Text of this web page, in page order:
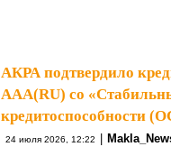
АКРА подтвердило
AAA(RU) со
кредитоспособности
24 июля 2026, 12:22